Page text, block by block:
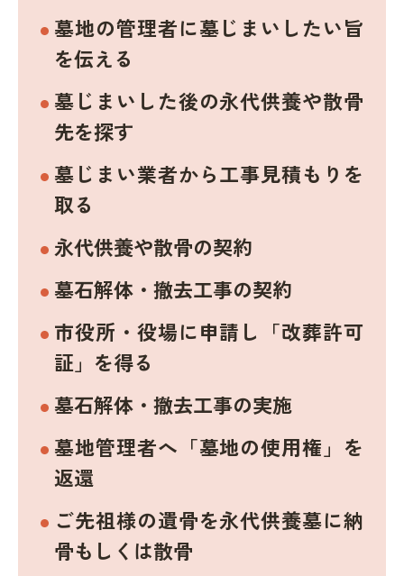
墓地の管理者に墓じまいしたい旨
を伝える
墓じまいした後の永代供養や散骨
先を探す
墓じまい業者から工事見積もりを
取る
永代供養や散骨の契約
墓石解体・撤去工事の契約
市役所・役場に申請し「改葬許可
証」を得る
墓石解体・撤去工事の実施
墓地管理者へ「墓地の使用権」を
返還
ご先祖様の遺骨を永代供養墓に納
骨もしくは散骨